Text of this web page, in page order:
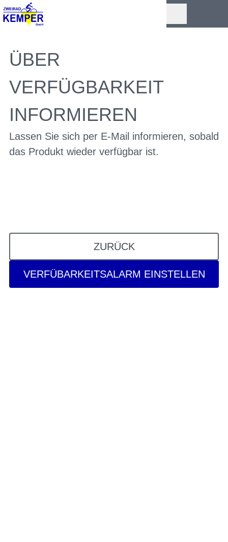
ÜBER
VERFÜGBARKEIT
INFORMIEREN
Lassen Sie sich per E-Mail informieren, sobald
das Produkt wieder verfügbar ist.
ZURÜCK
VERFÜBARKEITSALARM EINSTELLEN